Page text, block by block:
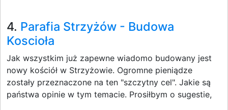
4. Parafia Strzyżów - Budowa
Koscioła
Jak wszystkim już zapewne wiadomo budowany jest
nowy kościół w Strzyżowie. Ogromne pieniądze
zostały przeznaczone na ten "szczytny cel". Jakie są
państwa opinie w tym temacie. Prosiłbym o sugestie,